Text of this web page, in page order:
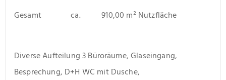
Gesamt              ca.          910,00 m² Nutzfläche
Diverse Aufteilung 3 Büroräume, Glaseingang,
Besprechung, D+H WC mit Dusche,